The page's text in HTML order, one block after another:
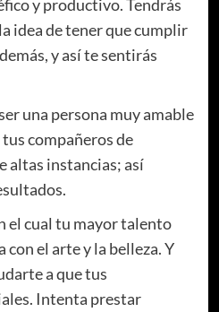
y productivo. Tendrás
idea de tener que cumplir
y así te sentirás
una persona muy amable
compañeros de
altas instancias; así
el cual tu mayor talento
el arte y la belleza. Y
a que tus
Intenta prestar